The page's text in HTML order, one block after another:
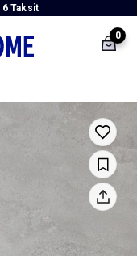
6 Taksit
0